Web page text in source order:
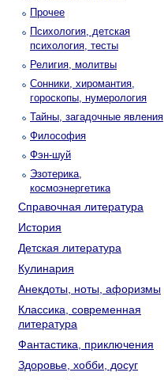
Прочее
Психология, детская
психология, тесты
Религия, молитвы
Сонники, хиромантия,
гороскопы, нумерология
Тайны, загадочные явления
Философия
Фэн-шуй
Эзотерика,
космоэнергетика
Справочная литература
История
Детская литература
Кулинария
Анекдоты, ноты, афоризмы
Классика, современная
литература
Фантастика, приключения
Здоровье, хобби, досуг